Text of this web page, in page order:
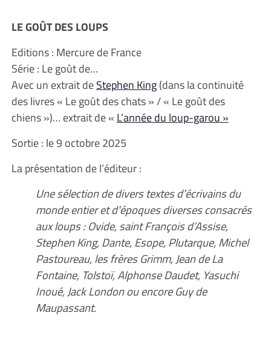
LE GOÛT DES LOUPS
Editions : Mercure de France
Série : Le goût de…
Avec un extrait deStephen King(dans la continuité
des livres « Le goût des chats » / « Le goût des
chiens »)… extrait de « L’année du loup-garou »
Sortie : le 9 octobre 2025
La présentation de l’éditeur :
Une sélection de divers textes d’écrivains du
monde entier et d’époques diverses consacrés
aux loups : Ovide, saint François d’Assise,
Stephen King, Dante, Esope, Plutarque, Michel
Pastoureau, les frères Grimm, Jean de La
Fontaine, Tolstoï, Alphonse Daudet, Yasuchi
Inoué, Jack London ou encore Guy de
Maupassant.